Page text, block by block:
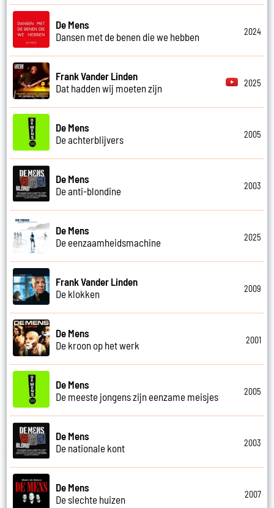
De Mens
Dansen met de benen die we hebben
2024
Frank Vander Linden
Dat hadden wij moeten zijn
2025
De Mens
De achterblijvers
2005
De Mens
De anti-blondine
2003
De Mens
De eenzaamheidsmachine
2025
Frank Vander Linden
De klokken
2009
De Mens
De kroon op het werk
2001
De Mens
De meeste jongens zijn eenzame meisjes
2005
De Mens
De nationale kont
2003
De Mens
De slechte huizen
2007